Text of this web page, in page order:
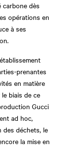
dès
opérations en
à ses
prenantes
en matière
le biais de ce
Gucci
ad hoc,
des déchets, le
la mise en